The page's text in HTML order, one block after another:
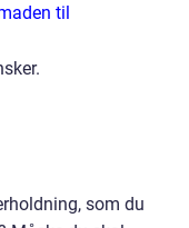
til
som du